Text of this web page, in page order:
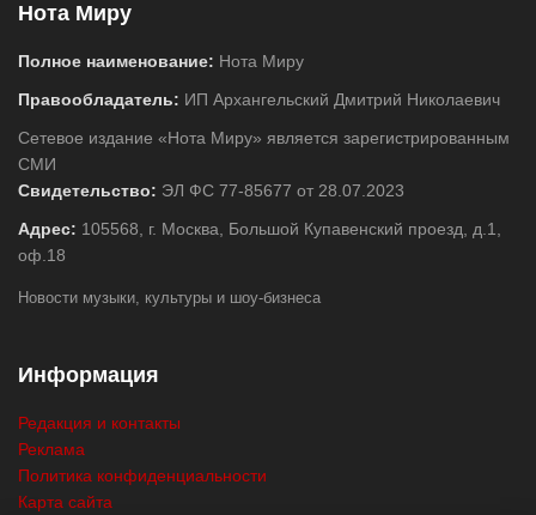
Нота Миру
Полное наименование: Нота Миру
Правообладатель: ИП Архангельский Дмитрий Николаевич
Сетевое издание «Нота Миру» является зарегистрированным
СМИ
Свидетельство: ЭЛ ФС 77-85677 от 28.07.2023
Адрес: 105568, г. Москва, Большой Купавенский проезд, д.1,
оф.18
Новости музыки, культуры и шоу-бизнеса
Информация
Редакция и контакты
Реклама
Политика конфиденциальности
Карта сайта